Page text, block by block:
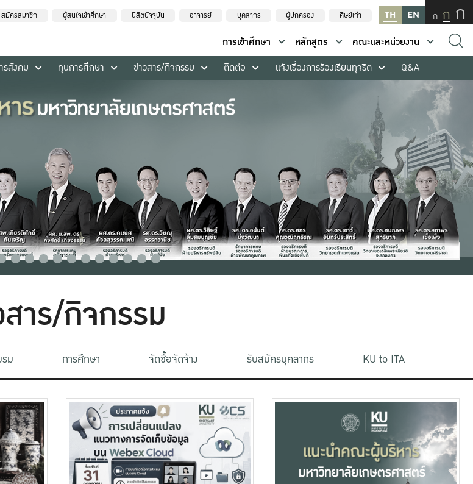
สมัครสมาชิก ผู้สนใจเข้าศึกษา นิสิตปัจจุบัน อาจารย์ บุคลากร ผู้ปกครอง ศิษย์เก่า TH EN ก ก ก
การเข้าศึกษา หลักสูตร
คณะและหน่วยงาน
รสังคม ทุนการศึกษา ข่าวสาร/กิจกรรม ติดต่อ แจ้งเรื่องการร้องเรียนทุจริต Q&A
าร/กิจกรรม
ม การศึกษา จัดซื้อจัดจ้าง รับสมัครบุคลากร KU to ITA